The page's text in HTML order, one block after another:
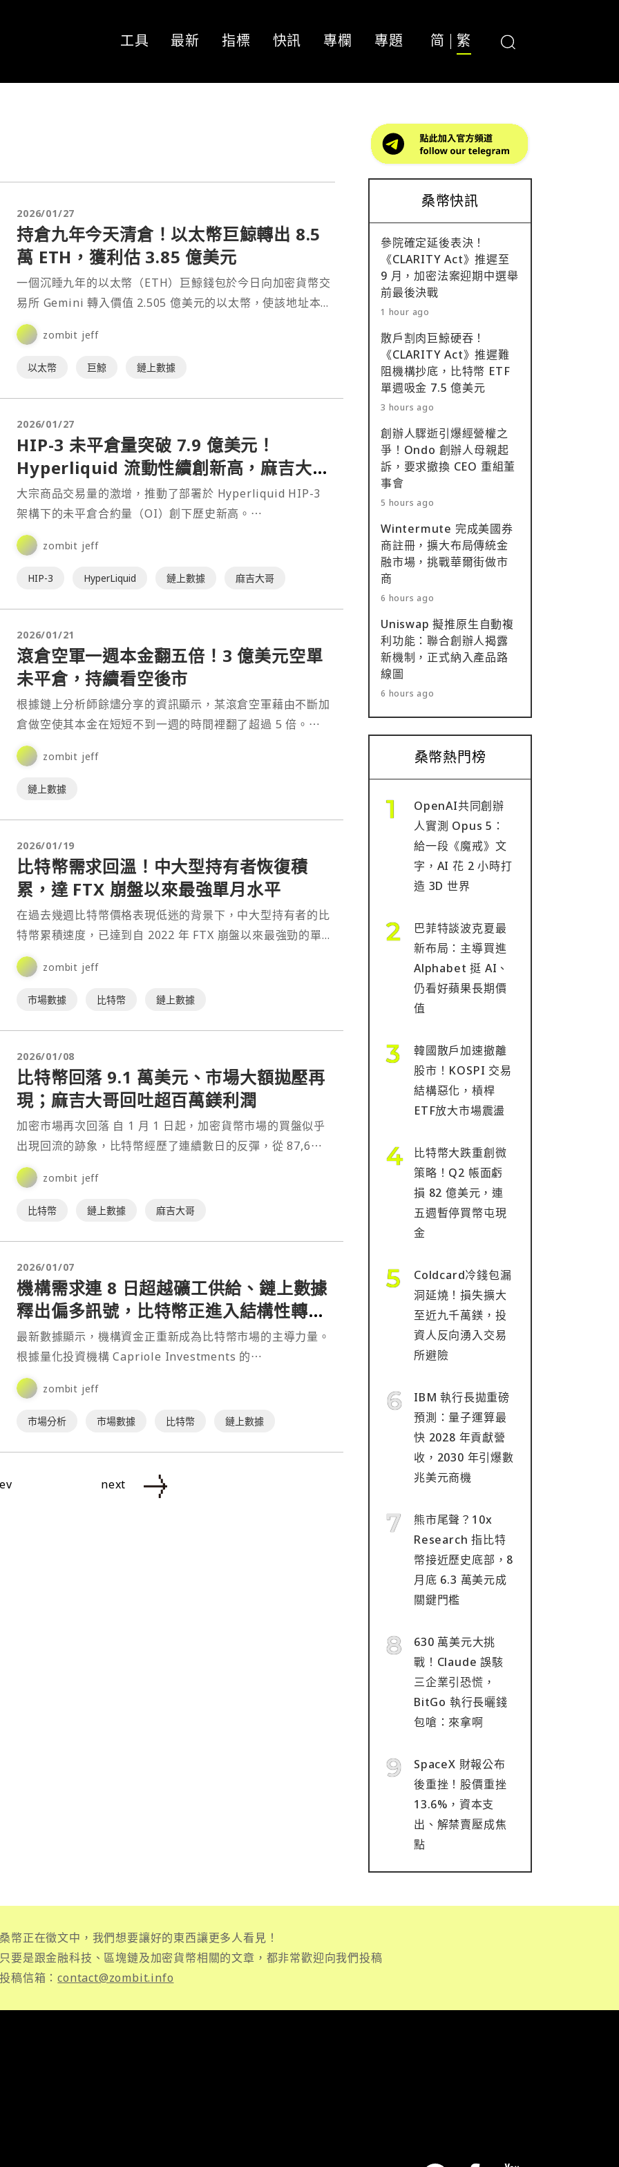
工具 最新 指標 快訊 專欄 專題 简 繁
2026/01/27
持倉九年今天清倉！以太幣巨鯨轉出 8.5
萬 ETH，獲利估 3.85 億美元
一個沉睡九年的以太幣（ETH）巨鯨錢包於今日向加密貨幣交
易所 Gemini 轉入價值 2.505 億美元的以太幣，使該地址本週
累計轉入 Gemini 的 ETH 金額達 3.97 億美元。⋯
zombit jeff
以太幣 巨鯨 鏈上數據
2026/01/27
HIP-3 未平倉量突破 7.9 億美元！
Hyperliquid 流動性續創新高，麻吉大哥
加碼做多 HYPE
大宗商品交易量的激增，推動了部署於 Hyperliquid HIP-3
架構下的未平倉合約量（OI）創下歷史新高。⋯
zombit jeff
HIP-3 HyperLiquid 鏈上數據 麻吉大哥
2026/01/21
滾倉空軍一週本金翻五倍！3 億美元空單
未平倉，持續看空後市
根據鏈上分析師餘燼分享的資訊顯示，某滾倉空軍藉由不斷加
倉做空使其本金在短短不到一週的時間裡翻了超過 5 倍。⋯
zombit jeff
鏈上數據
2026/01/19
比特幣需求回溫！中大型持有者恢復積
累，達 FTX 崩盤以來最強單月水平
在過去幾週比特幣價格表現低迷的背景下，中大型持有者的比
特幣累積速度，已達到自 2022 年 FTX 崩盤以來最強勁的單月
水準。⋯
zombit jeff
市場數據 比特幣 鏈上數據
2026/01/08
比特幣回落 9.1 萬美元、市場大額拋壓再
現；麻吉大哥回吐超百萬鎂利潤
加密市場再次回落 自 1 月 1 日起，加密貨幣市場的買盤似乎
出現回流的跡象，比特幣經歷了連續數日的反彈，從 87,6⋯
zombit jeff
比特幣 鏈上數據 麻吉大哥
2026/01/07
機構需求連 8 日超越礦工供給、鏈上數據
釋出偏多訊號，比特幣正進入結構性轉強
階段？
最新數據顯示，機構資金正重新成為比特幣市場的主導力量。
根據量化投資機構 Capriole Investments 的⋯
zombit jeff
市場分析 市場數據 比特幣 鏈上數據
next
桑幣快訊
參院確定延後表決！
《CLARITY Act》推遲至
9 月，加密法案迎期中選舉
前最後決戰
1 hour ago
散戶割肉巨鯨硬吞！
《CLARITY Act》推遲難
阻機構抄底，比特幣 ETF
單週吸金 7.5 億美元
3 hours ago
創辦人驟逝引爆經營權之
爭！Ondo 創辦人母親起
訴，要求撤換 CEO 重組董
事會
5 hours ago
Wintermute 完成美國券
商註冊，擴大布局傳統金
融市場，挑戰華爾街做市
商
6 hours ago
Uniswap 擬推原生自動複
利功能：聯合創辦人揭露
新機制，正式納入產品路
線圖
6 hours ago
桑幣熱門榜
OpenAI共同創辦
人實測 Opus 5：
給一段《魔戒》文
字，AI 花 2 小時打
造 3D 世界
巴菲特談波克夏最
新布局：主導買進
Alphabet 挺 AI、
仍看好蘋果長期價
值
韓國散戶加速撤離
股市！KOSPI 交易
結構惡化，槓桿
ETF放大市場震盪
比特幣大跌重創微
策略！Q2 帳面虧
損 82 億美元，連
五週暫停買幣屯現
金
Coldcard冷錢包漏
洞延燒！損失擴大
至近九千萬鎂，投
資人反向湧入交易
所避險
IBM 執行長拋重磅
預測：量子運算最
快 2028 年貢獻營
收，2030 年引爆數
兆美元商機
熊市尾聲？10x
Research 指比特
幣接近歷史底部，8
月底 6.3 萬美元成
關鍵門檻
630 萬美元大挑
戰！Claude 誤駭
三企業引恐慌，
BitGo 執行長曬錢
包嗆：來拿啊
SpaceX 財報公布
後重挫！股價重挫
13.6%，資本支
出、解禁賣壓成焦
點
桑幣正在徵文中，我們想要讓好的東西讓更多人看見！
只要是跟金融科技、區塊鏈及加密貨幣相關的文章，都非常歡迎向我們投稿
投稿信箱：contact@zombit.info